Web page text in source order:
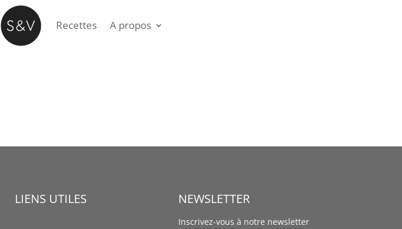
Recettes A propos
LIENS UTILES NEWSLETTER
Inscrivez-vous à notre newsletter